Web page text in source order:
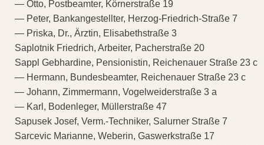
— Otto, Postbeamter, Körnerstraße 19
— Peter, Bankangestellter, Herzog-Friedrich-Straße 7
— Priska, Dr., Ärztin, Elisabethstraße 3
Saplotnik Friedrich, Arbeiter, Pacherstraße 20
Sappl Gebhardine, Pensionistin, Reichenauer Straße 23 c
— Hermann, Bundesbeamter, Reichenauer Straße 23 c
— Johann, Zimmermann, Vogelweiderstraße 3 a
— Karl, Bodenleger, Müllerstraße 47
Sapusek Josef, Verm.-Techniker, Salurner Straße 7
Sarcevic Marianne, Weberin, Gaswerkstraße 17